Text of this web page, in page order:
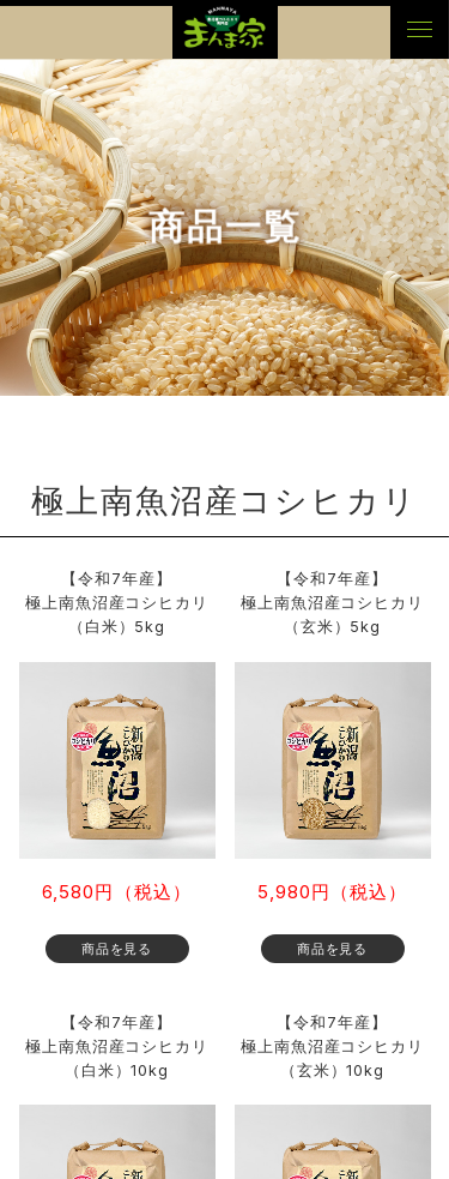
まんま家
商品一覧
極上南魚沼産コシヒカリ
【令和7年産】
極上南魚沼産コシヒカリ
（白米）5kg
6,580円（税込）
【令和7年産】
極上南魚沼産コシヒカリ
（玄米）5kg
5,980円（税込）
【令和7年産】
極上南魚沼産コシヒカリ
（白米）10kg
【令和7年産】
極上南魚沼産コシヒカリ
（玄米）10kg